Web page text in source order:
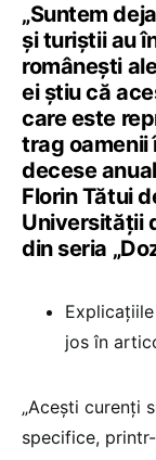
„Suntem
și turiștii au
românești
ei știu că
care este
trag oamenii
decese
Florin Tătui
Universității
din seria
jos în
„Acești curenți
specifice,